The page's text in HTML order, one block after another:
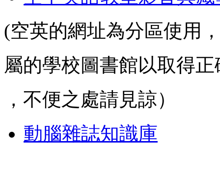
(空英的網址為分區使用
屬的學校圖書館以取得
，不便之處請見諒）
動腦雜誌知識庫